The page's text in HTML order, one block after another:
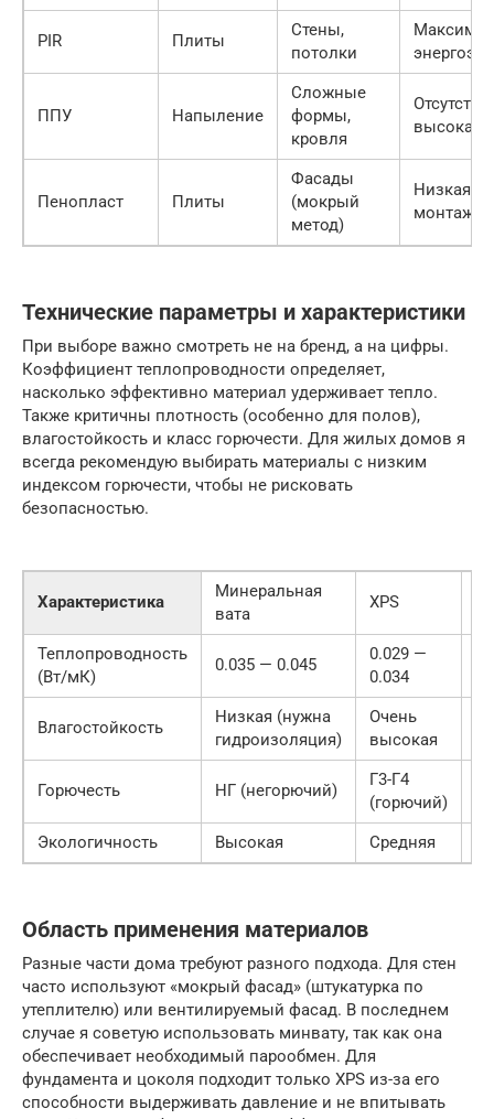
PIR Плиты
Стены,
потолки
ППУ Напыление
Сложные
формы,
кровля
высокая
Пенопласт Плиты
Фасады
(мокрый
метод)
Низкая
монтажа
Технические параметры и характеристики
При выборе важно смотреть не на бренд, а на цифры.
Коэффициент теплопроводности определяет,
насколько эффективно материал удерживает тепло.
Также критичны плотность (особенно для полов),
влагостойкость и класс горючести. Для жилых домов я
всегда рекомендую выбирать материалы с низким
индексом горючести, чтобы не рисковать
безопасностью.
Характеристика
Минеральная
вата
XPS
Теплопроводность
(Вт/мК)
0.035 — 0.045
0.029 —
0.034
Влагостойкость
Низкая (нужна
гидроизоляция)
Очень
высокая
Горючесть НГ (негорючий)
Г3-Г4
(горючий)
Экологичность
Высокая Средняя
Область применения материалов
Разные части дома требуют разного подхода. Для стен
часто используют «мокрый фасад» (штукатурка по
утеплителю) или вентилируемый фасад. В последнем
случае я советую использовать минвату, так как она
обеспечивает необходимый парообмен. Для
фундамента и цоколя подходит только XPS из-за его
способности выдерживать давление и не впитывать